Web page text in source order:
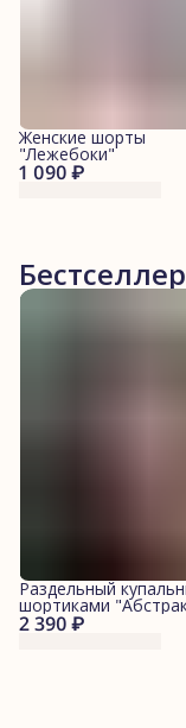
1 090 ₽
Женские шорты
"Лежебоки"
2 390 ₽
Раздельный
шортиками